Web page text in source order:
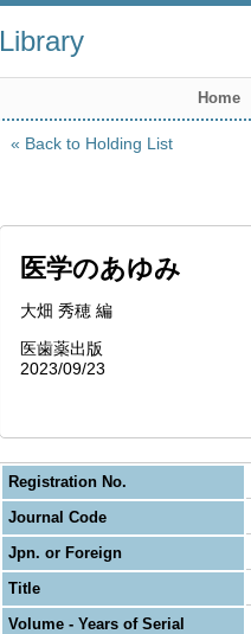
Library
Home
Back to Holding List
医学のあゆみ
大畑 秀穂 編
医歯薬出版
2023/09/23
Registration No.
Journal Code
Jpn. or Foreign
Title
Volume - Years of Serial